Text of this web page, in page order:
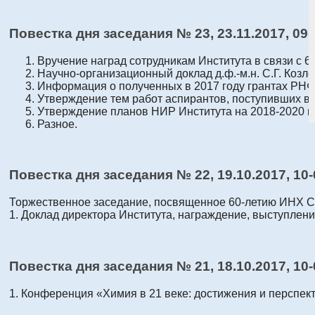
Повестка дня заседания № 23, 23.11.2017,
Вручение наград сотрудникам Института в связи с
Научно-организационный доклад д.ф.-м.н. С.Г.
Информация о полученных в 2017 году грантах
Утверждение тем работ аспирантов, поступивших в
Утверждение планов НИР Института на 2018-2020 гг.
Разное.
Повестка дня заседания № 22, 19.10.2017, 10-
Торжественное заседание, посвященное 60-летию ИНХ
1. Доклад директора Института, награждение,
Повестка дня заседания № 21, 18.10.2017, 10-
1. Конференция «Химия в 21 веке: достижения и